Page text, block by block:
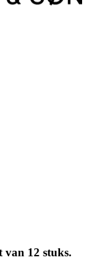
van 12 stuks.